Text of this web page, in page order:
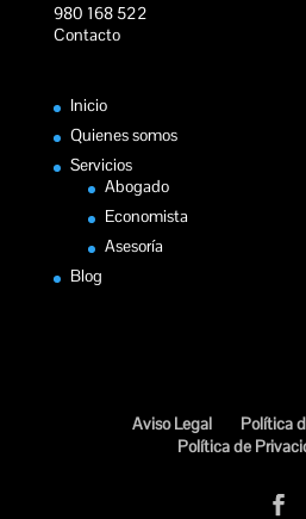
980 168 522
Contacto
Inicio
Quienes somos
Servicios
Abogado
Economista
Asesoría
Blog
Aviso Legal
Política
Política de